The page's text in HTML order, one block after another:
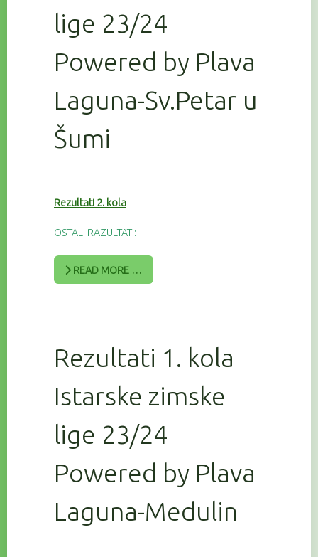
lige 23/24
Powered by Plava
Laguna-Sv.Petar u
Šumi
Rezultati 2. kola
OSTALI RAZULTATI:
READ MORE …
Rezultati 1. kola
Istarske zimske
lige 23/24
Powered by Plava
Laguna-Medulin